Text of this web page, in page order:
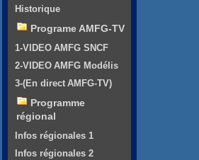
Historique
Programe AMFG-TV
1-VIDEO AMFG SNCF
2-VIDEO AMFG Modélis
3-(En direct AMFG-TV)
Programme
régional
Infos régionales 1
Infos régionales 2